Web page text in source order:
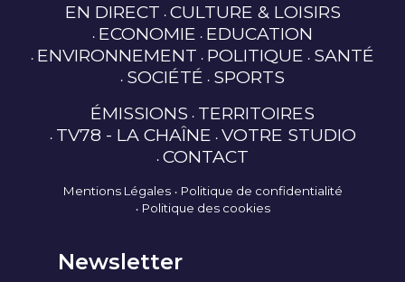
EN DIRECT CULTURE & LOISIRS
ECONOMIE EDUCATION
ENVIRONNEMENT POLITIQUE SANTÉ
SOCIÉTÉ SPORTS
ÉMISSIONS TERRITOIRES
TV78 - LA CHAÎNE VOTRE STUDIO
CONTACT
Mentions Légales
Politique de confidentialité
Politique des cookies
Newsletter